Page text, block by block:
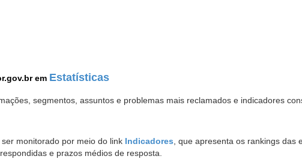
em Estatísticas
segmentos, assuntos e problemas mais reclamados e indicadores
monitorado por meio do link Indicadores, que apresenta os rankings das
e prazos médios de resposta.